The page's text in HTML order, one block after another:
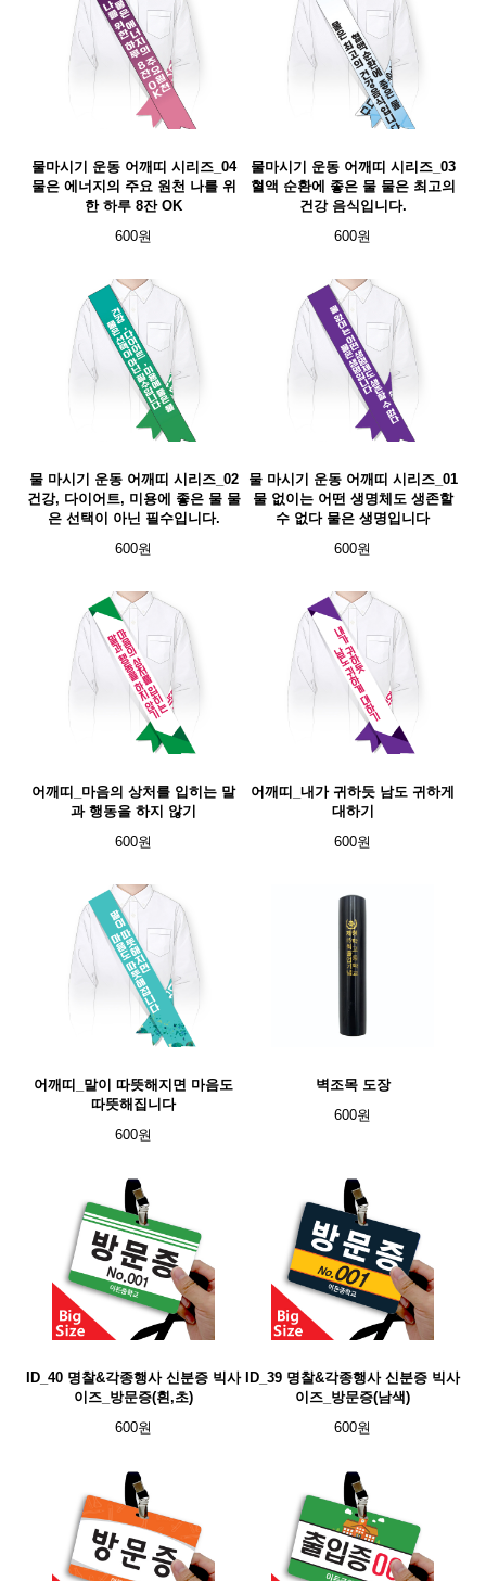
물마시기 운동 어깨띠 시리즈_04
물은 에너지의 주요 원천 나를 위
한 하루 8잔 OK
600원
물마시기 운동 어깨띠 시리즈_03
혈액 순환에 좋은 물 물은 최고의
건강 음식입니다.
600원
물 마시기 운동 어깨띠 시리즈_02
건강, 다이어트, 미용에 좋은 물 물
은 선택이 아닌 필수입니다.
600원
물 마시기 운동 어깨띠 시리즈_01
물 없이는 어떤 생명체도 생존할
수 없다 물은 생명입니다
600원
어깨띠_마음의 상처를 입히는 말
과 행동을 하지 않기
600원
어깨띠_내가 귀하듯 남도 귀하게
대하기
600원
어깨띠_말이 따뜻해지면 마음도
따뜻해집니다
600원
벽조목 도장
600원
ID_40 명찰&각종행사 신분증 빅사
이즈_방문증(흰,초)
600원
ID_39 명찰&각종행사 신분증 빅사
이즈_방문증(남색)
600원